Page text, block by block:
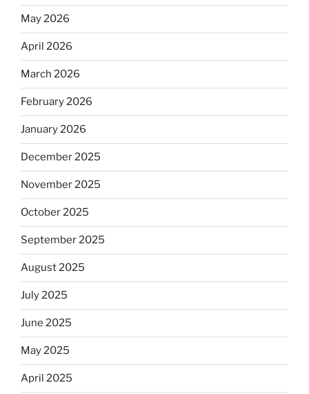
May 2026
April 2026
March 2026
February 2026
January 2026
December 2025
November 2025
October 2025
September 2025
August 2025
July 2025
June 2025
May 2025
April 2025